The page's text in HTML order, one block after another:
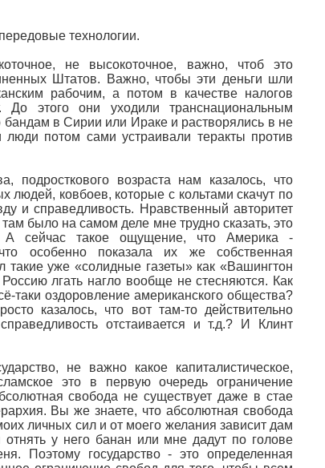
технологии.
не высокоточное, важно, чтоб это
Штатов. Важно, чтобы эти деньги шли
рабочим, а потом в качестве налогов
До этого они уходили транснациональным
бандам в Сирии или Ираке и растворялись в не
потом сами устраивали теракты против
подросткового возраста нам казалось, что
людей, ковбоев, которые с кольтами скачут по
и справедливость. Нравственный авторитет
было на самом деле мне трудно сказать, это
сейчас такое ощущение, что Америка -
особенно показала их же собственная
уже «солидные газеты» как «Вашингтон
лгать нагло вообще не стесняются. Как
таки оздоровление американского общества?
казалось, что вот там-то действительно
отстаивается и т.д.? И Клинт
не важно какое капиталистическое,
это в первую очередь ограничение
свобода не существует даже в стае
Вы же знаете, что абсолютная свобода
личных сил и от моего желания зависит дам
у него банан или мне дадут по голове
Поэтому государство - это определенная